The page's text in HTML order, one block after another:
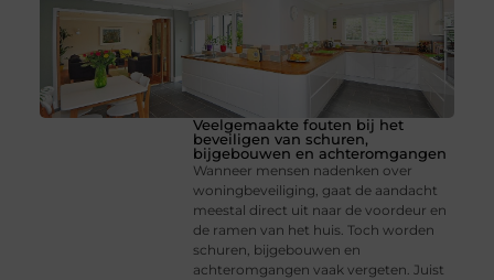
Veelgemaakte fouten bij het
beveiligen van schuren,
bijgebouwen en achteromgangen
Wanneer mensen nadenken over
woningbeveiliging, gaat de aandacht
meestal direct uit naar de voordeur en
de ramen van het huis. Toch worden
schuren, bijgebouwen en
achteromgangen vaak vergeten. Juist